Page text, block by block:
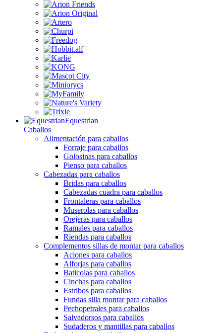
Equestrian
Caballos
Alimentación para caballos
Forraje para caballos
Golosinas para caballos
Pienso para caballos
Cabezadas para caballos
Bridas para caballos
Cabezadas cuadra para caballos
Frontaleras para caballos
Muserolas para caballos
Orejeras para caballos
Ramales para caballos
Riendas para caballos
Complementos sillas de montar para caballos
Aciones para caballos
Alforjas para caballos
Baticolas para caballos
Cinchas para caballos
Estribos para caballos
Fundas silla montar para caballos
Pechopetrales para caballos
Salvadorsos para caballos
Sudaderos y mantillas para caballos